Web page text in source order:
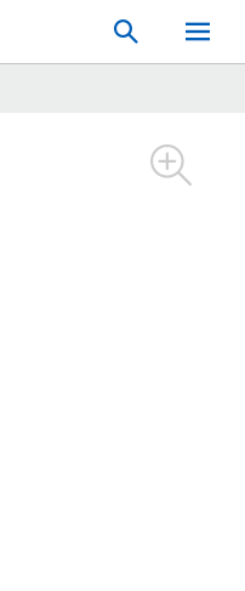
Search
Toggle
Mobile